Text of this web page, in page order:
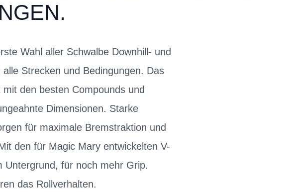
Wahl aller Schwalbe Downhill- und
Strecken und Bedingungen. Das
den besten Compounds und
Dimensionen. Starke
für maximale Bremstraktion und
den für Magic Mary entwickelten V-
Untergrund, für noch mehr Grip.
das Rollverhalten.